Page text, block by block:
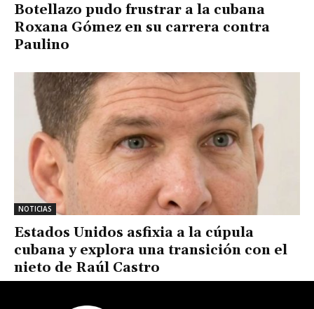
Botellazo pudo frustrar a la cubana
Roxana Gómez en su carrera contra
Paulino
NOTICIAS
Estados Unidos asfixia a la cúpula
cubana y explora una transición con el
nieto de Raúl Castro